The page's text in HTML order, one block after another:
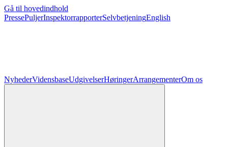
Gå til hovedindhold
PressePuljerInspektorrapporterSelvbetjeningEnglish
NyhederVidensbaseUdgivelserHøringerArrangementerOm os